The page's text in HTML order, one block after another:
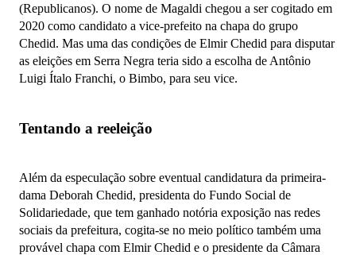
(Republicanos). O nome de Magaldi chegou a ser cogitado em
2020 como candidato a vice-prefeito na chapa do grupo
Chedid. Mas uma das condições de Elmir Chedid para disputar
as eleições em Serra Negra teria sido a escolha de Antônio
Luigi Ítalo Franchi, o Bimbo, para seu vice.
Tentando a reeleição
Além da especulação sobre eventual candidatura da primeira-
dama Deborah Chedid, presidenta do Fundo Social de
Solidariedade, que tem ganhado notória exposição nas redes
sociais da prefeitura, cogita-se no meio político também uma
provável chapa com Elmir Chedid e o presidente da Câmara